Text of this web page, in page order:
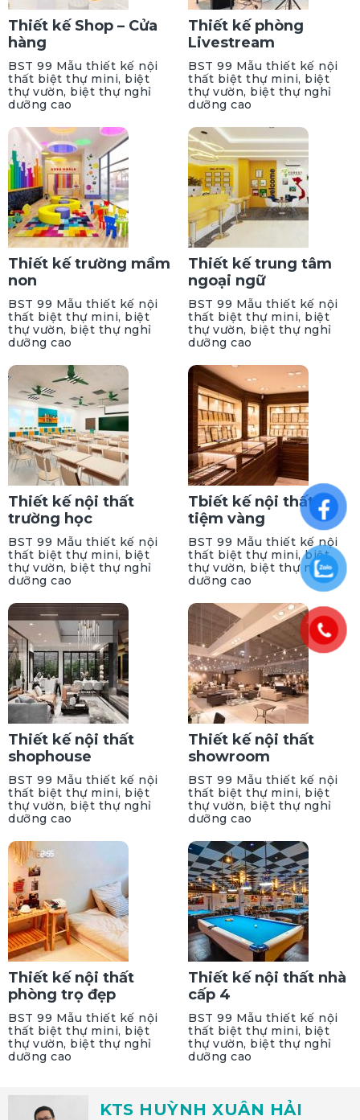
Thiết kế Shop – Cửa
hàng
BST 99 Mẫu thiết kế nội
thất biệt thự mini, biệt
thự vườn, biệt thự nghỉ
dưỡng cao
Thiết kế phòng
Livestream
BST 99 Mẫu thiết kế nội
thất biệt thự mini, biệt
thự vườn, biệt thự nghỉ
dưỡng cao
Thiết kế trường mầm
non
BST 99 Mẫu thiết kế nội
thất biệt thự mini, biệt
thự vườn, biệt thự nghỉ
dưỡng cao
Thiết kế trung tâm
ngoại ngữ
BST 99 Mẫu thiết kế nội
thất biệt thự mini, biệt
thự vườn, biệt thự nghỉ
dưỡng cao
Thiết kế nội thất
trường học
BST 99 Mẫu thiết kế nội
thất biệt thự mini, biệt
thự vườn, biệt thự nghỉ
dưỡng cao
Tbiết kế nội thất
tiệm vàng
BST 99 Mẫu thiết kế nội
thất biệt thự mini, biệt
thự vườn, biệt thự nghỉ
dưỡng cao
Thiết kế nội thất
shophouse
BST 99 Mẫu thiết kế nội
thất biệt thự mini, biệt
thự vườn, biệt thự nghỉ
dưỡng cao
Thiết kế nội thất
showroom
BST 99 Mẫu thiết kế nội
thất biệt thự mini, biệt
thự vườn, biệt thự nghỉ
dưỡng cao
Thiết kế nội thất
phòng trọ đẹp
BST 99 Mẫu thiết kế nội
thất biệt thự mini, biệt
thự vườn, biệt thự nghỉ
dưỡng cao
Thiết kế nội thất nhà
cấp 4
BST 99 Mẫu thiết kế nội
thất biệt thự mini, biệt
thự vườn, biệt thự nghỉ
dưỡng cao
KTS HUỲNH XUÂN HẢI